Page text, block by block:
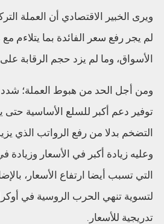
ويرى الخبير الاقتصادي أن العملة
لم يجر رفع سعر الفائدة بما يتلاءم
الأسواق، وما لم يزد حجم الرقابة
ومن أجل الحد من هبوط العملة؛
توفير دعم أكبر للسلع الأساسية حتى
التضخم بدلا من رفع الرواتب الذي
وعليه زيادة أكبر في الأسعار وزيادة
التي تسبب أيضا ارتفاع الأسعار،
لتسوية تنهي الحرب الروسية في
تدريجية للأسعار.